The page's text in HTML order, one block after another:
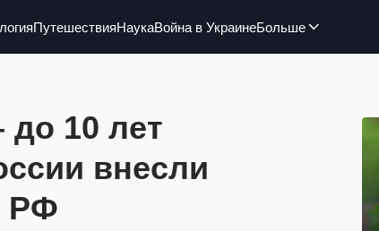
ПутешествияНаукаВойна в УкраинеБольше
10 лет
внесли
РФ